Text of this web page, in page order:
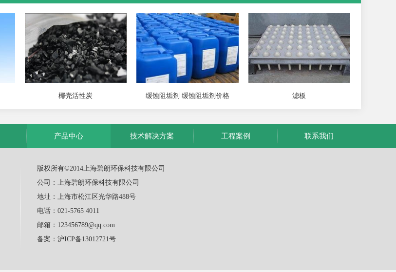
椰壳活性炭 缓蚀阻垢剂 缓蚀阻垢剂价格 滤板
产品中心 技术解决方案 工程案例 联系我们
版权所有©2014上海碧朗环保科技有限公司
公司：上海碧朗环保科技有限公司
地址：上海市松江区光华路488号
电话：021-5765 4011
邮箱：123456789@qq.com
备案： 沪ICP备13012721号